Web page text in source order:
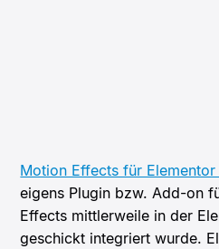
Motion Effects für Elementor
eigens Plugin bzw. Add-on
Effects mittlerweile in der
geschickt integriert wurde.